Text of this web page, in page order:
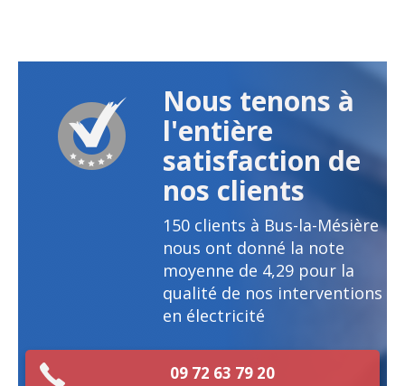
Nous tenons à
l'entière
satisfaction de
nos clients
150 clients à Bus-la-Mésière
nous ont donné la note
moyenne de 4,29 pour la
qualité de nos interventions
en électricité
09 72 63 79 20